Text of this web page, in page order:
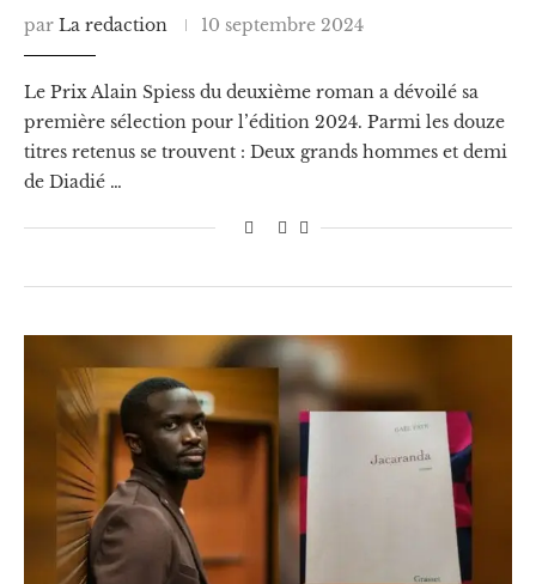
par La redaction 10 septembre 2024
Le Prix Alain Spiess du deuxième roman a dévoilé sa
première sélection pour l’édition 2024. Parmi les douze
titres retenus se trouvent : Deux grands hommes et demi
de Diadié …